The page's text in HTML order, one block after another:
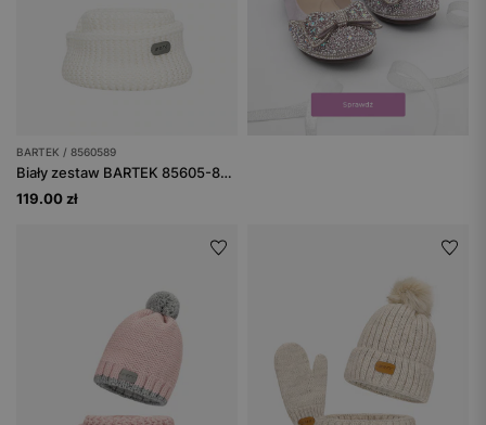
BARTEK / 8560589
Biały zestaw BARTEK 85605-89 czapka z odblaskowym pomponem i komin
119.00 zł